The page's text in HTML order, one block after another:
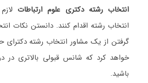
انتخاب رشته دکتری علوم ارتباطات
انتخاب رشته اقدام کنند. دانستن نکات
گرفتن از یک مشاور انتخاب رشته
خواهد کرد که شانس قبولی بالاتری در
باشید.